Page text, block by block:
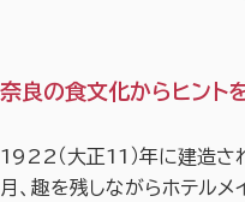
奈良の食文化からヒント
1922（大正11）年に建造
月、趣を残しながらホテルメ